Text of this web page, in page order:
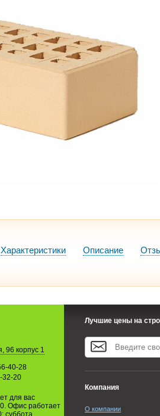
Характеристики Описание
96 корпус 1
40-28
32-20
для вас
Офис работает
суббота,
Лучшие цены на
Компания
О компании